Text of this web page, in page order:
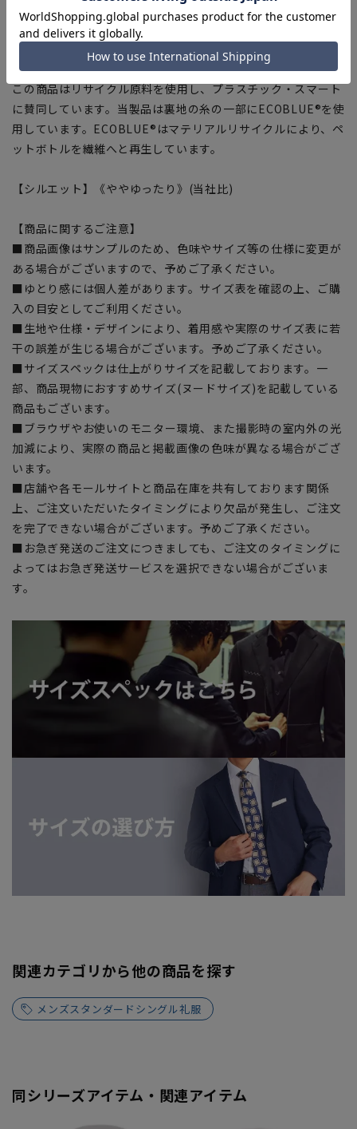
ウエストサイズの実寸からプラス約3cm、マイナス約3cmスラ
イドするアジャスターを採用。軽くてスムーズに可動し、ウエ
ストを楽に調整できます。
■Plastics Smart
この商品はリサイクル原料を使用し、プラスチック・スマート
に賛同しています。当製品は裏地の糸の一部にECOBLUE®を使
用しています。ECOBLUE®はマテリアルリサイクルにより、ペ
ットボトルを繊維へと再生しています。
【シルエット】《ややゆったり》(当社比)
【商品に関するご注意】
■商品画像はサンプルのため、色味やサイズ等の仕様に変更が
ある場合がございますので、予めご了承ください。
■ゆとり感には個人差があります。サイズ表を確認の上、ご購
入の目安としてご利用ください。
■生地や仕様・デザインにより、着用感や実際のサイズ表に若
干の誤差が生じる場合がございます。予めご了承ください。
■サイズスペックは仕上がりサイズを記載しております。一
部、商品現物におすすめサイズ(ヌードサイズ)を記載している
商品もございます。
■ブラウザやお使いのモニター環境、また撮影時の室内外の光
加減により、実際の商品と掲載画像の色味が異なる場合がござ
います。
■店舗や各モールサイトと商品在庫を共有しております関係
上、ご注文いただいたタイミングにより欠品が発生し、ご注文
を完了できない場合がございます。予めご了承ください。
■お急ぎ発送のご注文につきましても、ご注文のタイミングに
よってはお急ぎ発送サービスを選択できない場合がございま
す。
関連カテゴリから他の商品を探す
メンズスタンダードシングル礼服
同シリーズアイテム・関連アイテム